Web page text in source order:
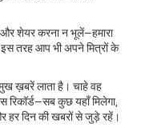
शेयर करना न भूलें—हमारा
इस तरह आप भी अपने मित्रों के
ख़बरें लाता है। चाहे वह
रिकॉर्ड—सब कुछ यहाँ मिलेगा,
हर दिन की खबरों से जुड़े रहें।